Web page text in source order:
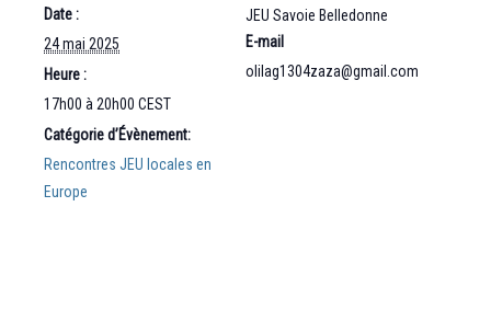
Date :
24 mai 2025
Heure :
17h00 à 20h00 CEST
Catégorie d’Évènement:
Rencontres JEU locales en
Europe
JEU Savoie Belledonne
E-mail
olilag1304zaza@gmail.com